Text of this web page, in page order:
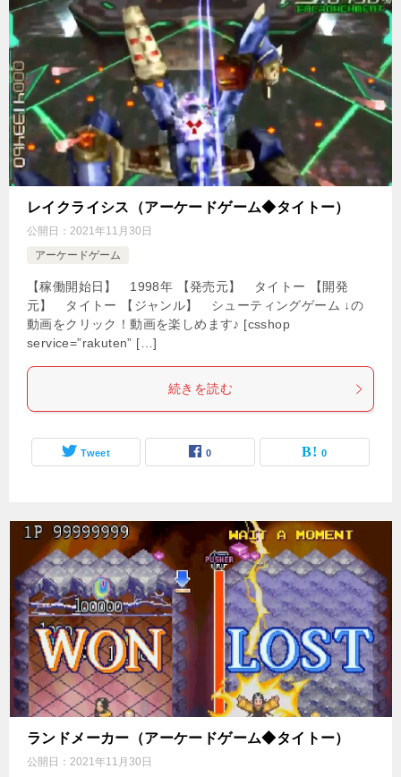
レイクライシス（アーケードゲーム◆タイトー）
公開日： 2021年11月30日
アーケードゲーム
【稼働開始日】 1998年 【発売元】 タイトー 【開発
元】 タイトー 【ジャンル】 シューティングゲーム ↓の
動画をクリック！動画を楽しめます♪ [csshop
service=”rakuten” […]
続きを読む
Tweet 0 0
ランドメーカー（アーケードゲーム◆タイトー）
公開日： 2021年11月30日